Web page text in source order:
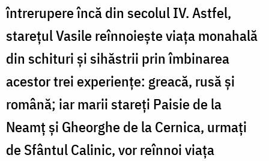
întrerupere încă din secolul IV. Astfel,
stareţul Vasile reînnoieşte viaţa monahală
din schituri şi sihăstrii prin îmbinarea
acestor trei experienţe: greacă, rusă şi
română; iar marii stareţi Paisie de la
Neamţ şi Gheorghe de la Cernica, urmaţi
de Sfântul Calinic, vor reînnoi viaţa